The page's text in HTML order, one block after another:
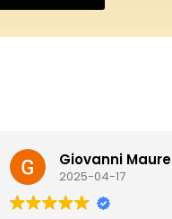
Giovanni Maurella
2025-04-17